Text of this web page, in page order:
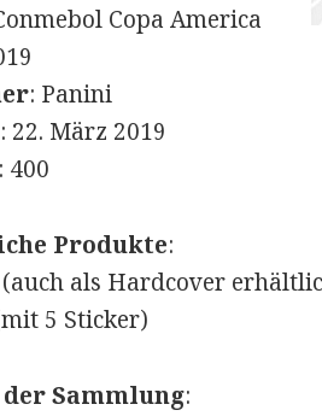
Copa America
: Panini
: 22. März 2019
: 400
Produkte:
(auch als Hardcover
5 Sticker)
Sammlung: